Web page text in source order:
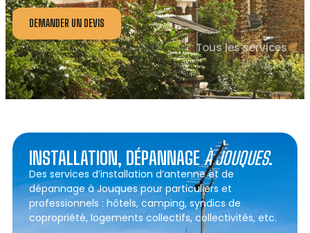
DEMANDER UN DEVIS
Tous les services
INSTALLATION, DÉPANNAGEÀ JOUQUES.
Des services d’installation d’antenne et de
dépannage à Jouques pour particuliers et
professionnels : hôtels, camping, syndics de
copropriété, logements collectifs, collectivités, etc.